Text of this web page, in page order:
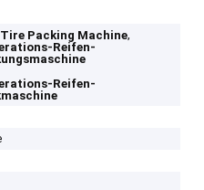
Packing Machine,
Reifen-
Reifen-